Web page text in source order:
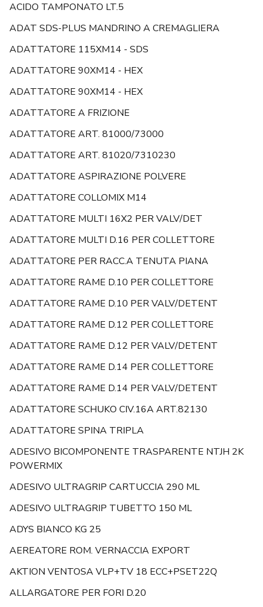
ACIDO TAMPONATO LT.5
ADAT SDS-PLUS MANDRINO A CREMAGLIERA
ADATTATORE 115XM14 - SDS
ADATTATORE 90XM14 - HEX
ADATTATORE 90XM14 - HEX
ADATTATORE A FRIZIONE
ADATTATORE ART. 81000/73000
ADATTATORE ART. 81020/7310230
ADATTATORE ASPIRAZIONE POLVERE
ADATTATORE COLLOMIX M14
ADATTATORE MULTI 16X2 PER VALV/DET
ADATTATORE MULTI D.16 PER COLLETTORE
ADATTATORE PER RACC.A TENUTA PIANA
ADATTATORE RAME D.10 PER COLLETTORE
ADATTATORE RAME D.10 PER VALV/DETENT
ADATTATORE RAME D.12 PER COLLETTORE
ADATTATORE RAME D.12 PER VALV/DETENT
ADATTATORE RAME D.14 PER COLLETTORE
ADATTATORE RAME D.14 PER VALV/DETENT
ADATTATORE SCHUKO CIV.16A ART.82130
ADATTATORE SPINA TRIPLA
ADESIVO BICOMPONENTE TRASPARENTE NTJH 2K
POWERMIX
ADESIVO ULTRAGRIP CARTUCCIA 290 ML
ADESIVO ULTRAGRIP TUBETTO 150 ML
ADYS BIANCO KG 25
AEREATORE ROM. VERNACCIA EXPORT
AKTION VENTOSA VLP+TV 18 ECC+PSET22Q
ALLARGATORE PER FORI D.20